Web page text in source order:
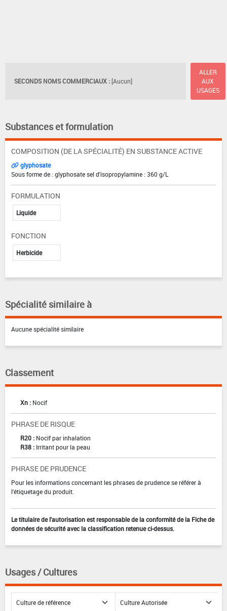
SECONDS NOMS COMMERCIAUX : [Aucun]
ALLER
AUX
USAGES
Substances et formulation
COMPOSITION (DE LA SPÉCIALITÉ) EN SUBSTANCE ACTIVE
glyphosate
Sous forme de : glyphosate sel d'isopropylamine : 360 g/L
FORMULATION
Liquide
FONCTION
Herbicide
Spécialité similaire à
Aucune spécialité similaire
Classement
Xn : Nocif
PHRASE DE RISQUE
R20 : Nocif par inhalation
R38 : Irritant pour la peau
PHRASE DE PRUDENCE
Pour les informations concernant les phrases de prudence se référer à
l'étiquetage du produit.
Le titulaire de l'autorisation est responsable de la conformité de la Fiche de
données de sécurité avec la classification retenue ci-dessus.
Usages / Cultures